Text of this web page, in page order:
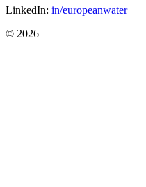
LinkedIn: in/europeanwater
© 2026